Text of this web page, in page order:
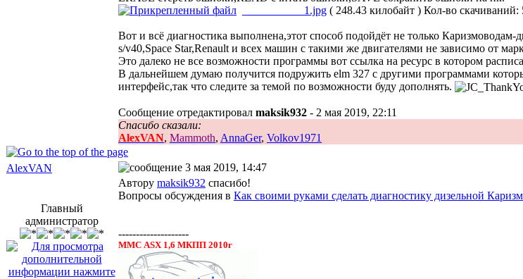
___________1.jpg ( 248.43 килобайт ) Кол-во скачиваний:
Вот и всё диагностика выполнена,этот способ подойдёт не только
s/v40,Space Star,Renault и всех машин с такими же двигателями не зависимо от
Это далеко не все возможности программы вот ссылка на ресурс в котором
В дальнейшем думаю получится подружить elm 327 с другими программами
интерфейс,так что следите за темой по возможности буду дополнять.
Сообщение отредактировал maksik932 - 2 мая 2019, 22:11
Спасибо сказали:
AlexVAN, Mammoth, AnnaGer, Volkov1971
AlexVAN 3 мая 2019, 14:47
Главный
администратор
Автору maksik932 спасибо!
Вопросы обсуждения в Как своими руками сделать диагностику дизельной
--------------------
ММС ASX 1,6 МКПП 2010г